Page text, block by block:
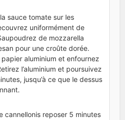
sauce tomate sur les
uniformément de
de mozzarella
pour une croûte dorée.
aluminium et enfournez
l’aluminium et poursuivez
jusqu’à ce que le dessus
cannellonis reposer 5 minutes